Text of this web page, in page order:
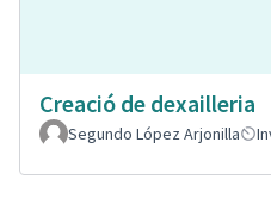
Creació de dexailleria
Segundo López Arjonilla